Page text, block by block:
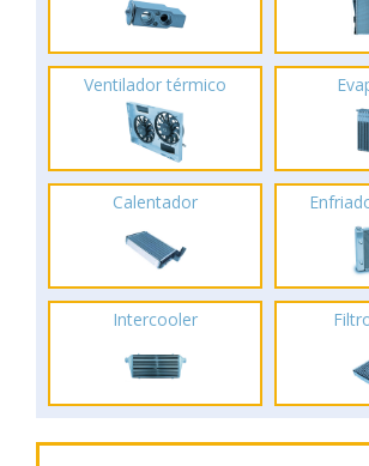
Ventilador térmico
Calentador
Intercooler